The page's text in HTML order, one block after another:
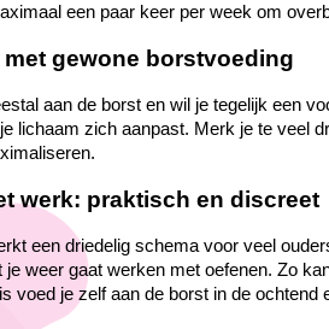
een paar keer per week om
gewone borstvoeding
aan de borst en wil je tegelijk een
lichaam zich aanpast. Merk je te veel
werk: praktisch en discreet
een driedelig schema voor veel
je weer gaat werken met oefenen. Zo
voed je zelf aan de borst in de